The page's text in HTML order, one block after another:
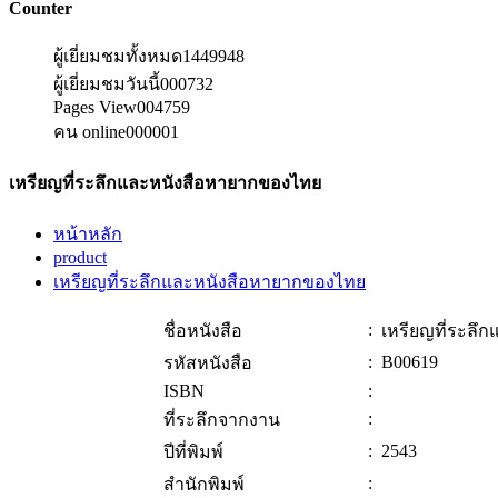
Counter
ผู้เยี่ยมชมทั้งหมด1449948
ผู้เยี่ยมชมวันนี้000732
Pages View004759
คน online000001
เหรียญที่ระลึกและหนังสือหายากของไทย
หน้าหลัก
product
เหรียญที่ระลึกและหนังสือหายากของไทย
ชื่อหนังสือ : เหรียญที่ระลึก
รหัสหนังสือ
: B00619
ISBN
:
ที่ระลึกจากงาน
:
ปีที่พิมพ์
: 2543
สำนักพิมพ์
: